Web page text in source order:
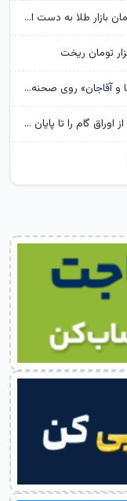
قیمت طلا و سکه امروز 15 مرداد 1405/ فرمان بازار طلا به دست اونس جهانی افتاد
آرزوهای ایرج راد برای «تئاتر متفکر»/ «آبجی‌ها و آقاجان» روی صحنه می‌رود
بانک مرکزی امکان استفادۀ واردکنندگان دارو از اوراق گام را تا پایان امسال تمدید کرد